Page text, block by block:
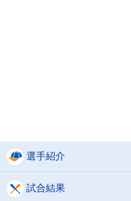
選手紹介
試合結果